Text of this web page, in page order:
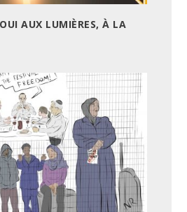
AUX LUMIÈRES, À LA